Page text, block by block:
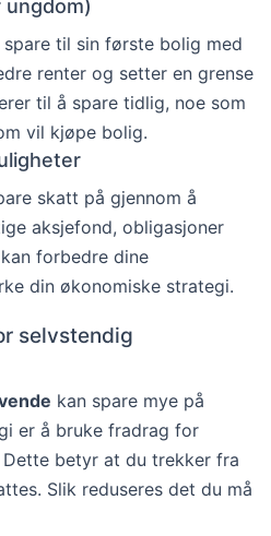
ungdom)
spare til sin første bolig med
renter og setter en grense
til å spare tidlig, noe som
vil kjøpe bolig.
skatt på gjennom å
aksjefond, obligasjoner
forbedre dine
din økonomiske strategi.
selvstendig
kan spare mye på
er å bruke fradrag for
Dette betyr at du trekker fra
Slik reduseres det du må